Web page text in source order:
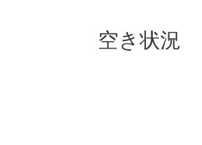
空き状況